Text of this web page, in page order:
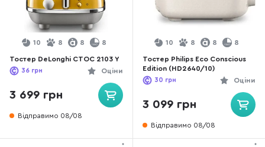
10 8 8 8
Тостер DeLonghi CTOC 2103 Y
Оціни
36 грн
3 699 грн
Відправимо 08/08
10 8 8 8
Тостер Philips Eco Conscious
Edition (HD2640/10)
Оціни
30 грн
3 099 грн
Відправимо 08/08